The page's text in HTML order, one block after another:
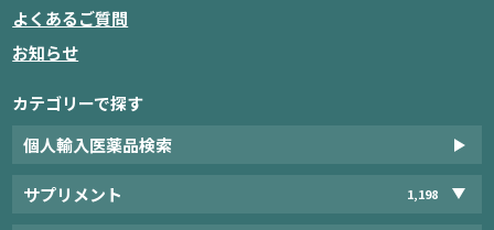
よくあるご質問
お知らせ
カテゴリーで探す
個人輸入医薬品検索
サプリメント 1,198